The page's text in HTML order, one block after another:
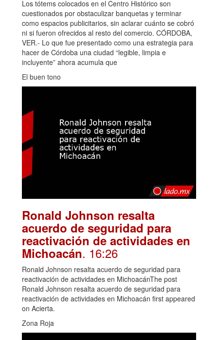
Los tótems colocados en el Centro Histórico son
cuestionados por obstaculizar banquetas y terminar
como espacios publicitarios, sin aclarar cuánto se cobró
ni si fueron ofrecidos al resto del comercio. CÓRDOBA,
VER.- Lo que fue presentado como una estrategia para
hacer de Córdoba una ciudad “legible, limpia e
incluyente” ahora acumula que
El buen tono
Ronald Johnson resalta
acuerdo de seguridad para
reactivación de actividades en
Michoacán. 16:26
Ronald Johnson resalta acuerdo de seguridad para
reactivación de actividades en MichoacánThe post
Ronald Johnson resalta acuerdo de seguridad para
reactivación de actividades en Michoacán first appeared
on Acierta.
Zona Roja